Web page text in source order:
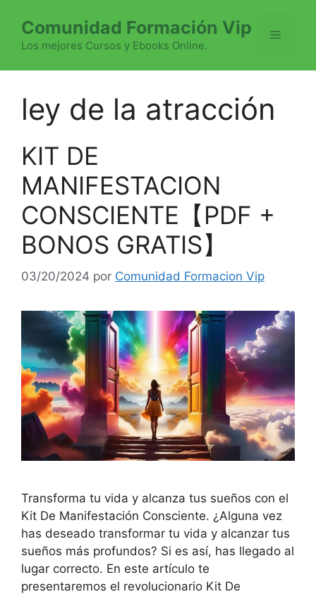
contenido
Comunidad Formación Vip
Los mejores Cursos y Ebooks Online.
Menú
ley de la atracción
KIT DE
MANIFESTACION
CONSCIENTE【PDF +
BONOS GRATIS】
03/20/2024 por Comunidad Formacion Vip
Transforma tu vida y alcanza tus sueños con el
Kit De Manifestación Consciente. ¿Alguna vez
has deseado transformar tu vida y alcanzar tus
sueños más profundos? Si es así, has llegado al
lugar correcto. En este artículo te
presentaremos el revolucionario Kit De